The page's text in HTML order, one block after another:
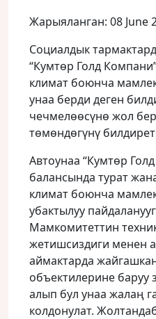
Жарыяланган: 08 June
Социалдык
“Кумтөр Голд
климат боюнча
унаа берди деген
чечмелөөсүнө жол
төмөндөгүнү
Автоунаа “Кумтөр
балансында турат
климат боюнча
убактылуу
Мамкомитеттин
жетишсиздиги менен
аймактарда
объектилерине баруу
алып бул унаа жалаң
колдонулат.